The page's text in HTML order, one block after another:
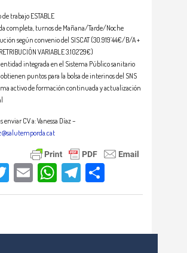
de trabajo ESTABLE
completa, turnos de Mañana/Tarde/Noche
según convenio del SISCAT (30.919’44€/B/A +
VARIABLE 3.102’29€)
integrada en el Sistema Público sanitario
puntos para la bolsa de interinos del SNS
activo de formación continuada y actualización
enviar CV a: Vanessa Díaz –
TwitterEmailWhatsApp
Telegram